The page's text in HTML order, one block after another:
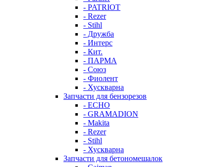
- PATRIOT
- Rezer
- Stihl
- Дружба
- Интерс
- Кит.
- ПАРМА
- Союз
- Фиолент
- Хускварна
Запчасти для бензорезов
- ECHO
- GRAMADION
- Makita
- Rezer
- Stihl
- Хускварна
Запчасти для бетономешалок